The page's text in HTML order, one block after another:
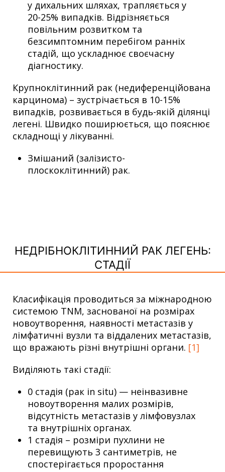
у дихальних шляхах, трапляється у
20-25% випадків. Відрізняється
повільним розвитком та
безсимптомним перебігом ранніх
стадій, що ускладнює своєчасну
діагностику.
Крупноклітинний рак (недиференційована
карцинома) – зустрічається в 10-15%
випадків, розвивається в будь-якій ділянці
легені. Швидко поширюється, що пояснює
складнощі у лікуванні.
Змішаний (залізисто-
плоскоклітинний) рак.
НЕДРІБНОКЛІТИННИЙ РАК ЛЕГЕНЬ:
СТАДІЇ
Класифікація проводиться за міжнародною
системою TNM, заснованої на розмірах
новоутворення, наявності метастазів у
лімфатичні вузли та віддалених метастазів,
що вражають різні внутрішні органи. [1]
Виділяють такі стадії:
0 стадія (рак in situ) — неінвазивне
новоутворення малих розмірів,
відсутність метастазів у лімфовузлах
та внутрішніх органах.
1 стадія – розміри пухлини не
перевищують 3 сантиметрів, не
спостерігається проростання